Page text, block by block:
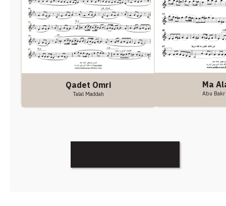
Qadet Omri
Talal Maddah
Ma
Abu Bakr